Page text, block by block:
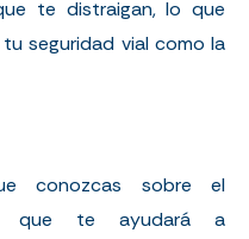
te distraigan, lo que
seguridad vial como la
conozcas sobre el
que te ayudará a